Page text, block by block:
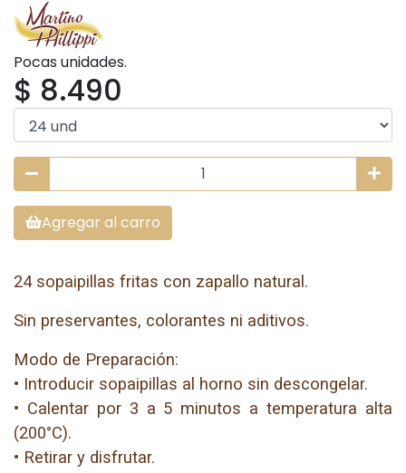
Pocas unidades.
$ 8.490
Agregar al carro
24 sopaipillas fritas con zapallo natural.
Sin preservantes, colorantes ni aditivos.
Modo de Preparación:
• Introducir sopaipillas al horno sin descongelar.
• Calentar por 3 a 5 minutos a temperatura alta
(200°C).
• Retirar y disfrutar.